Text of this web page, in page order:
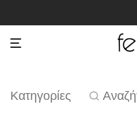
Κατηγορίες